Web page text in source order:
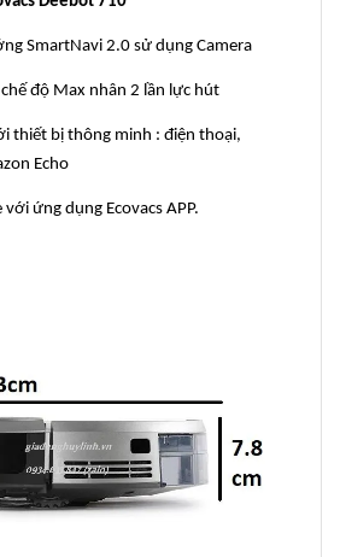
SmartNavi 2.0 sử dụng Camera
độ Max nhân 2 lần lực hút
thiết bị thông minh : điện thoại,
Echo
ứng dụng Ecovacs APP.